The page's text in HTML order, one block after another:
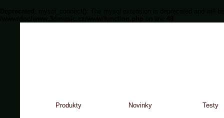
Produkty Novinky Testy